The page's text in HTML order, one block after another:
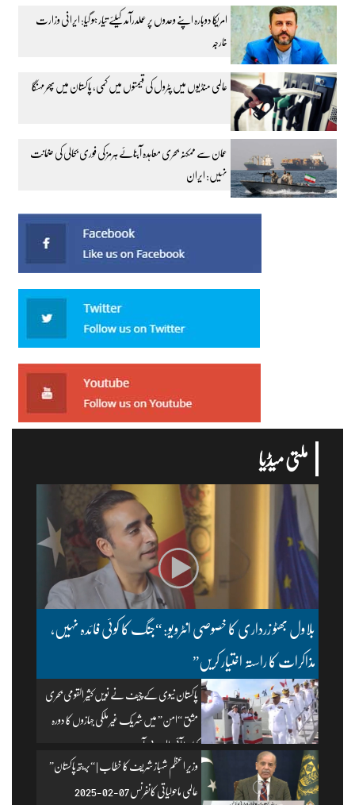
امریکا دوبارہ اپنے وعدوں پر عملدرآمد کیلئے تیار ہو گیا: ایرانی وزارت
خارجہ
عالمی منڈیوں میں پٹرول کی قیمتوں میں کمی، پاکستان میں پھر مہنگا
عمان سے ممکنہ بحری معاہدہ آبنائے ہرمز کی فوری بحالی کی ضمانت
نہیں: ایران
ملتی میڈیا
بلاول بھٹو زرداری کا خصوصی انٹرویو: “جنگ کا کوئی فائدہ نہیں،
مذاکرات کا راستہ اختیار کریں”
پاکستان نیوی کے چیف نے نویں کثیر القومی بحری
مشق “امن” میں شریک غیر ملکی جہازوں کا دورہ
کیا۔ | آئی ایس پی آر
وزیرِ اعظم شہباز شریف کا خطاب | “بریتھ پاکستان”
عالمی ماحولیاتی کانفرنس 07-02-2025